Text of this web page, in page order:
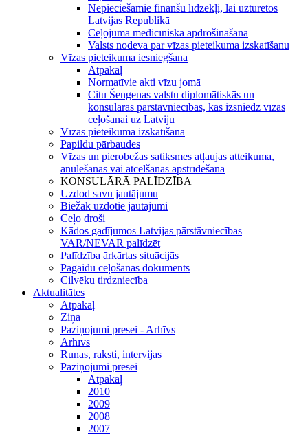
Nepieciešamie finanšu līdzekļi, lai uzturētos
Latvijas Republikā
Ceļojuma medicīniskā apdrošināšana
Valsts nodeva par vīzas pieteikuma izskatīšanu
Vīzas pieteikuma iesniegšana
Atpakaļ
Normatīvie akti vīzu jomā
Citu Šengenas valstu diplomātiskās un
konsulārās pārstāvniecības, kas izsniedz vīzas
ceļošanai uz Latviju
Vīzas pieteikuma izskatīšana
Papildu pārbaudes
Vīzas un pierobežas satiksmes atļaujas atteikuma,
anulēšanas vai atcelšanas apstrīdēšana
KONSULĀRĀ PALĪDZĪBA
Uzdod savu jautājumu
Biežāk uzdotie jautājumi
Ceļo droši
Kādos gadījumos Latvijas pārstāvniecības
VAR/NEVAR palīdzēt
Palīdzība ārkārtas situācijās
Pagaidu ceļošanas dokuments
Cilvēku tirdzniecība
Aktualitātes
Atpakaļ
Ziņa
Paziņojumi presei - Arhīvs
Arhīvs
Runas, raksti, intervijas
Paziņojumi presei
Atpakaļ
2010
2009
2008
2007